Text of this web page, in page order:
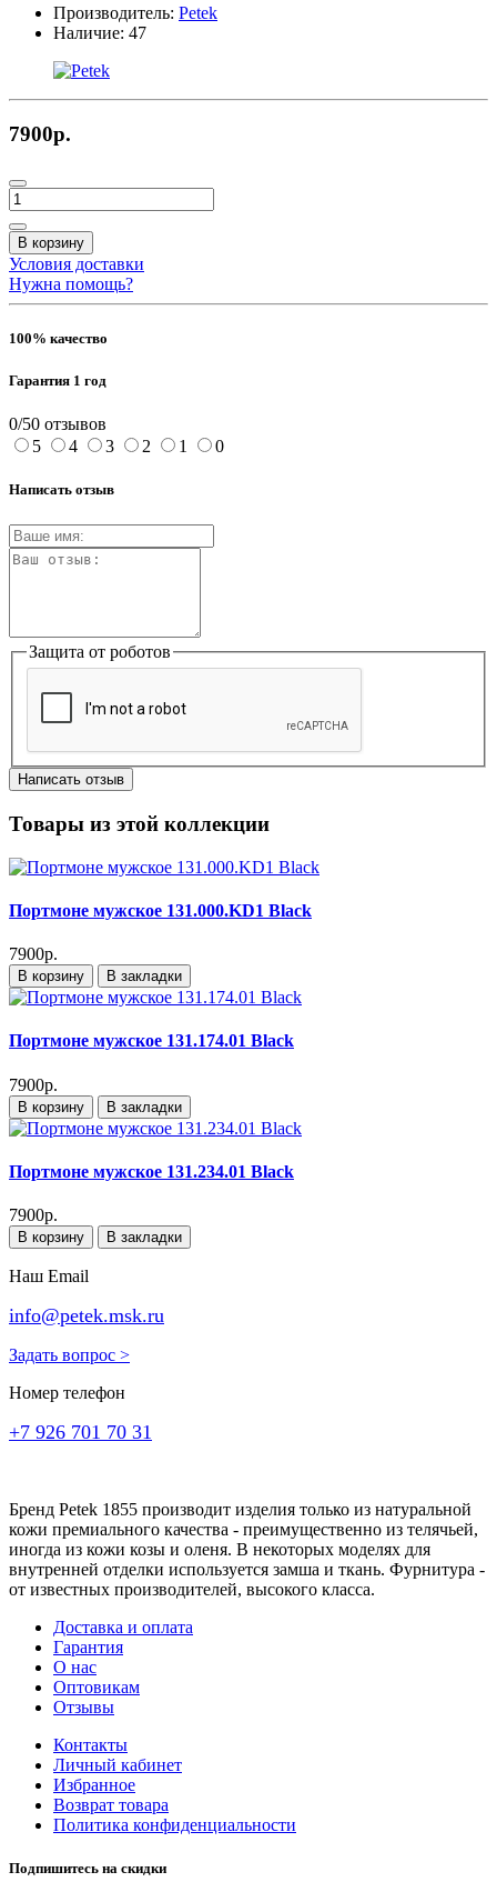
Производитель: Petek
Наличие: 47
7900р.
В корзину
Условия доставки
Нужна помощь?
100% качество
Гарантия 1 год
0/50 отзывов
5
4 3 2 1 0
Написать отзыв
Защита от роботов
Написать отзыв
Товары из этой коллекции
Портмоне мужское 131.000.KD1 Black
7900р.
В корзину В закладки
Портмоне мужское 131.174.01 Black
7900р.
В корзину В закладки
Портмоне мужское 131.234.01 Black
7900р.
В корзину В закладки
Наш Email
info@petek.msk.ru
Задать вопрос >
Номер телефон
+7 926 701 70 31
Бренд Petek 1855 производит изделия только из натуральной
кожи премиального качества - преимущественно из телячьей,
иногда из кожи козы и оленя. В некоторых моделях для
внутренней отделки используется замша и ткань. Фурнитура -
от известных производителей, высокого класса.
Доставка и оплата
Гарантия
О нас
Оптовикам
Отзывы
Контакты
Личный кабинет
Избранное
Возврат товара
Политика конфиденциальности
Подпишитесь на скидки